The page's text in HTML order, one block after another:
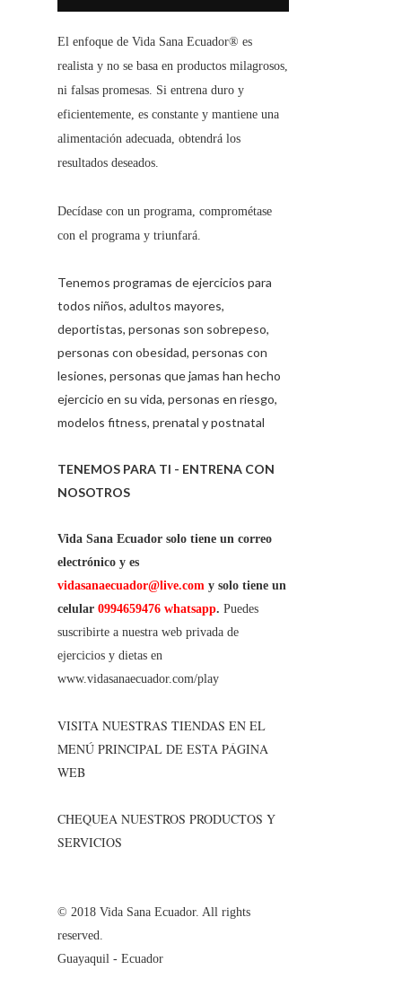
El enfoque de Vida Sana Ecuador® es
realista y no se basa en productos milagrosos,
ni falsas promesas. Si entrena duro y
eficientemente, es constante y mantiene una
alimentación adecuada, obtendrá los
resultados deseados.
Decídase con un programa, comprométase
con el programa y triunfará.
Tenemos programas de ejercicios para
todos niños, adultos mayores,
deportistas, personas son sobrepeso,
personas con obesidad, personas con
lesiones, personas que jamas han hecho
ejercicio en su vida, personas en riesgo,
modelos fitness, prenatal y postnatal
TENEMOS PARA TI - ENTRENA CON
NOSOTROS
Vida Sana Ecuador solo tiene un correo
electrónico y es
vidasanaecuador@live.com y solo tiene un
celular 0994659476 whatsapp. Puedes
suscribirte a nuestra web privada de
ejercicios y dietas en
www.vidasanaecuador.com/play
VISITA NUESTRAS TIENDAS EN EL
MENÚ PRINCIPAL DE ESTA PÁGINA
WEB
CHEQUEA NUESTROS PRODUCTOS Y
SERVICIOS
© 2018 Vida Sana Ecuador. All rights
reserved.
Guayaquil - Ecuador